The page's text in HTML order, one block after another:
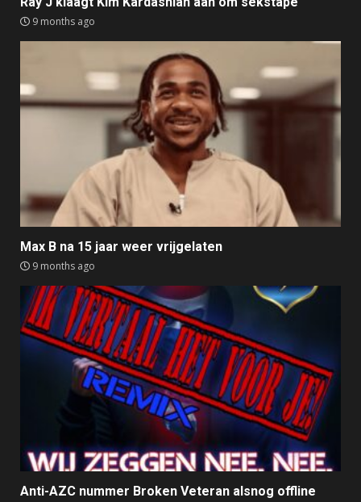
9 months ago
Max B na 15 jaar weer vrijgelaten
9 months ago
Anti-AZC nummer Broken Veteran alsnog offline